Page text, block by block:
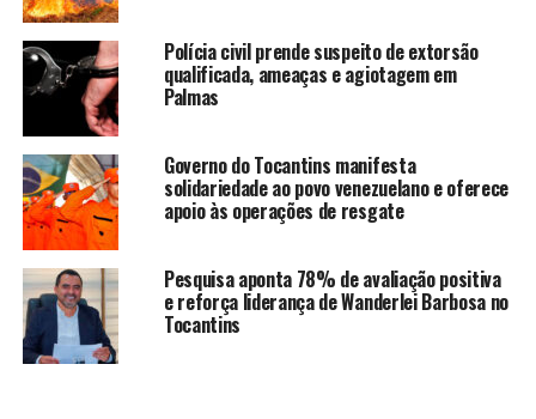
Polícia civil prende suspeito de extorsão
qualificada, ameaças e agiotagem em
Palmas
Governo do Tocantins manifesta
solidariedade ao povo venezuelano e oferece
apoio às operações de resgate
Pesquisa aponta 78% de avaliação positiva
e reforça liderança de Wanderlei Barbosa no
Tocantins